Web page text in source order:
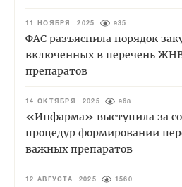
11 НОЯБРЯ 2025 935
ФАС разъяснила порядок
включенных в перечень
препаратов
14 ОКТЯБРЯ 2025 968
«Инфарма» выступила за
процедур формировании
важных препаратов
12 АВГУСТА 2025 1560